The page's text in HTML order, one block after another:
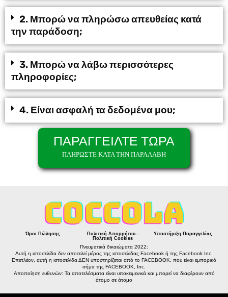
2. Μπορώ να πληρώσω απευθείας κατά
την παράδοση;
3. Μπορώ να λάβω περισσότερες
πληροφορίες;
4. Είναι ασφαλή τα δεδομένα μου;
ΠΑΡΑΓΓΕΙΛΤΕ ΤΩΡΑ
ΠΛΗΡΩΣΤΕ ΚΑΤΑ ΤΗΝ ΠΑΡΑΛΑΒΗ
Όροι Πώλησης
Πολιτική Απορρήτου -
Πολιτική Cookies
Υποστήριξη Παραγγελίας
Πνευματικά δικαιώματα 2022:
Αυτή η ιστοσελίδα δεν αποτελεί μέρος της ιστοσελίδας Facebook ή της Facebook Inc.
Επιπλέον, αυτή η ιστοσελίδα ΔΕΝ υποστηρίζεται από το FACEBOOK, που είναι εμπορικό
σήμα της FACEBOOK, Inc.
Αποποίηση ευθυνών: Τα αποτελέσματα είναι υποκειμενικά και μπορεί να διαφέρουν από
άτομο σε άτομο